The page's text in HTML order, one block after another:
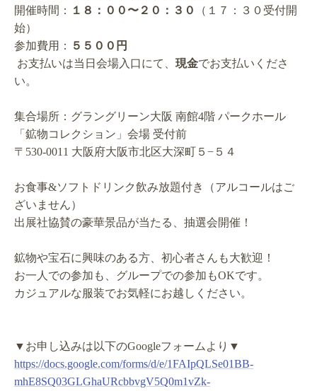
開催時間：
１８：００〜２０：３０
（１７：３０受付開
始）
参加費用：
５５００円
お支払いは当日会場入口にて、 現金でお支払いくださ
い。
集合場所：グラングリーン大阪 南館4階 パークホール
「鉱物コレクション」会場 受付前
〒530-0011 大阪府大阪市北区大深町５−５４
お食事&ソフトドリンク飲み放題付き（アルコールはご
ざいません）
出展社協賛の豪華景品が当たる、抽選会開催！
鉱物や宝石に興味のある方、初心者さんも大歓迎！
お一人での参加も、グループでの参加もOKです。
カジュアルな服装でお気軽にお越しください。
▼お申し込みは以下のGoogleフォームより▼
https://docs.google.com/forms/d/e/1FAIpQLSe01BB-
mhE8SQ03GLGhaURcbbvgV5Q0m1vZk-